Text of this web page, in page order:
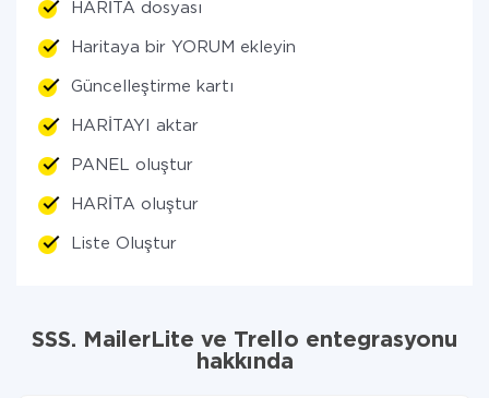
HARİTA dosyası
Haritaya bir YORUM ekleyin
Güncelleştirme kartı
HARİTAYI aktar
PANEL oluştur
HARİTA oluştur
Liste Oluştur
SSS. MailerLite ve Trello entegrasyonu
hakkında